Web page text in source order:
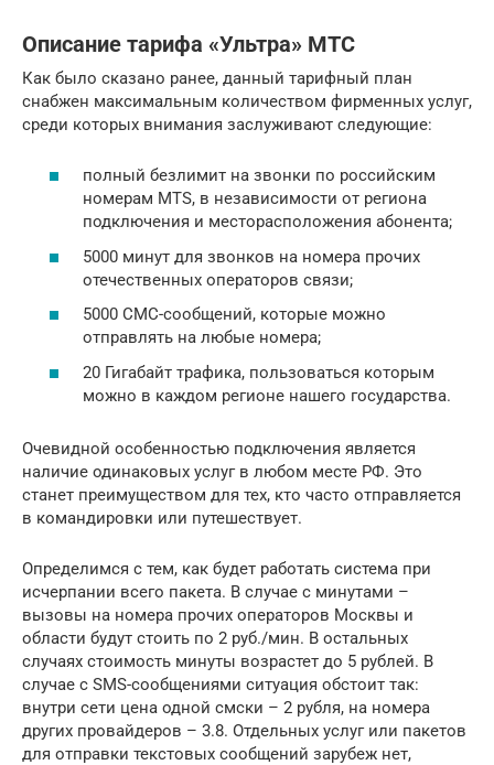
Описание тарифа «Ультра» МТС
Как было сказано ранее, данный тарифный план
снабжен максимальным количеством фирменных услуг,
среди которых внимания заслуживают следующие:
полный безлимит на звонки по российским
номерам MTS, в независимости от региона
подключения и месторасположения абонента;
5000 минут для звонков на номера прочих
отечественных операторов связи;
5000 СМС-сообщений, которые можно
отправлять на любые номера;
20 Гигабайт трафика, пользоваться которым
можно в каждом регионе нашего государства.
Очевидной особенностью подключения является
наличие одинаковых услуг в любом месте РФ. Это
станет преимуществом для тех, кто часто отправляется
в командировки или путешествует.
Определимся с тем, как будет работать система при
исчерпании всего пакета. В случае с минутами –
вызовы на номера прочих операторов Москвы и
области будут стоить по 2 руб./мин. В остальных
случаях стоимость минуты возрастет до 5 рублей. В
случае с SMS-сообщениями ситуация обстоит так:
внутри сети цена одной смски – 2 рубля, на номера
других провайдеров – 3.8. Отдельных услуг или пакетов
для отправки текстовых сообщений зарубеж нет,